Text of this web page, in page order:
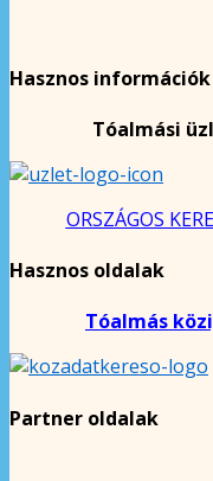
Hasznos információk
Tóalmási
ORSZÁGOS
Hasznos oldalak
Tóalmás
Partner oldalak